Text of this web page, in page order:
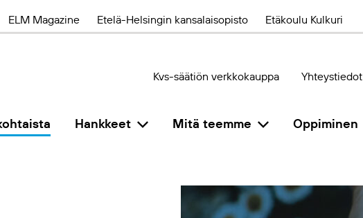
ELM Magazine Etelä-Helsingin kansalaisopisto Etäkoulu Kulkuri
Kvs-säätiön verkkokauppa Yhteystiedot
Hankkeet Mitä teemme Oppiminen